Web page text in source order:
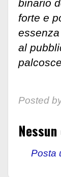
binario
forte e
al
Posted
Posta